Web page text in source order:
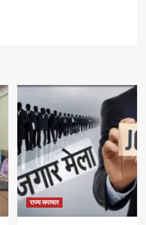
राज्य समाचार